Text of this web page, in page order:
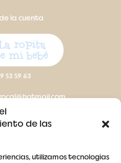
de las
utilizamos tecnologías
la cuenta
53 59 63